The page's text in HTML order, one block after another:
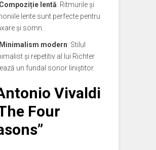
Compoziție lentă: Ritmurile și
lente sunt perfecte pentru
și somn.
Minimalism modern: Stilul
și repetitiv al lui Richter
un fundal sonor liniștitor.
Vivaldi
Four